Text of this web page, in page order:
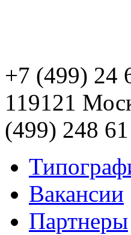
+7 (499) 24
119121
(499) 248
Вакансии
Партнеры